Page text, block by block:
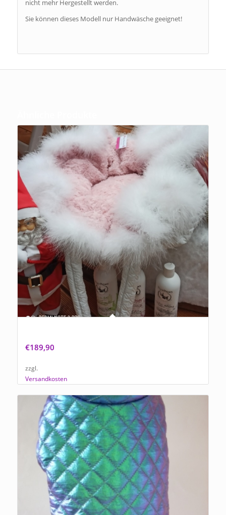
nicht mehr Hergestellt werden.
Sie können dieses Modell nur Handwäsche geeignet!
€189,90
zzgl.
Versandkosten